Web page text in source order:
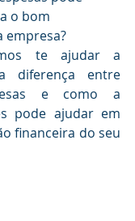
o bom
empresa?
te ajudar a
diferença entre
e como a
pode ajudar em
financeira do seu